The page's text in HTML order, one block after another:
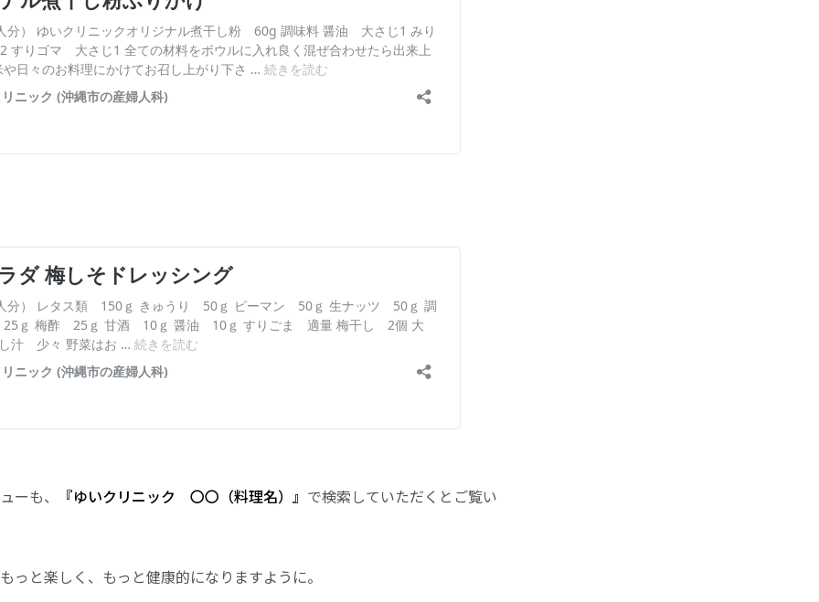
ーも、 『ゆいクリニック 〇〇（料理名）』 で検索していただくとご覧い
っと楽しく、もっと健康的になりますように。